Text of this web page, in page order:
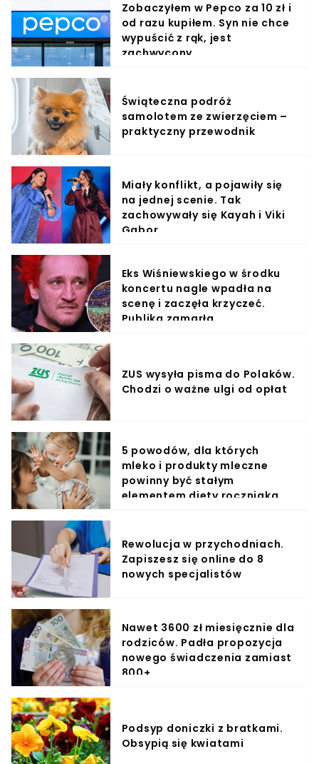
Zobaczyłem w Pepco za 10 zł i
od razu kupiłem. Syn nie chce
wypuścić z rąk, jest
zachwycony
Świąteczna podróż
samolotem ze zwierzęciem –
praktyczny przewodnik
Miały konflikt, a pojawiły się
na jednej scenie. Tak
zachowywały się Kayah i Viki
Gabor
Eks Wiśniewskiego w środku
koncertu nagle wpadła na
scenę i zaczęła krzyczeć.
Publika zamarła
ZUS wysyła pisma do Polaków.
Chodzi o ważne ulgi od opłat
5 powodów, dla których
mleko i produkty mleczne
powinny być stałym
elementem diety roczniaka
Rewolucja w przychodniach.
Zapiszesz się online do 8
nowych specjalistów
Nawet 3600 zł miesięcznie dla
rodziców. Padła propozycja
nowego świadczenia zamiast
800+
Podsyp doniczki z bratkami.
Obsypią się kwiatami